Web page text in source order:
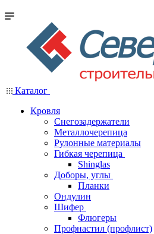
Каталог
Кровля
Снегозадержатели
Металлочерепица
Рулонные материалы
Гибкая черепица
Shinglas
Доборы, углы
Планки
Ондулин
Шифер
Флюгеры
Профнастил (профлист)